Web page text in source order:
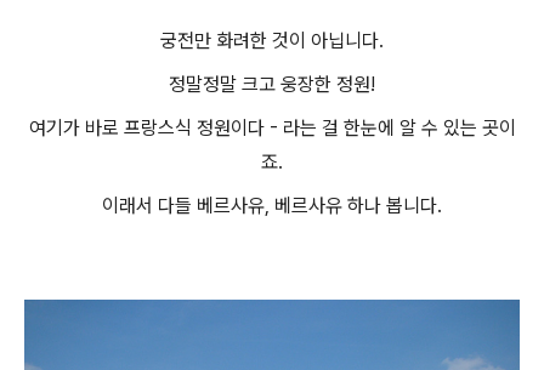
궁전만 화려한 것이 아닙니다.
정말정말 크고 웅장한 정원!
여기가 바로 프랑스식 정원이다 - 라는 걸 한눈에 알 수 있는 곳이
죠.
이래서 다들 베르사유, 베르사유 하나 봅니다.